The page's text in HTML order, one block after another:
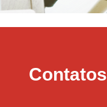
Contatos